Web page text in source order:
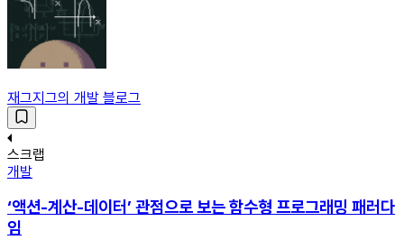
재그지그의 개발 블로그
스크랩
개발
‘액션-계산-데이터’ 관점으로 보는 함수형 프로그래밍 패러다
임